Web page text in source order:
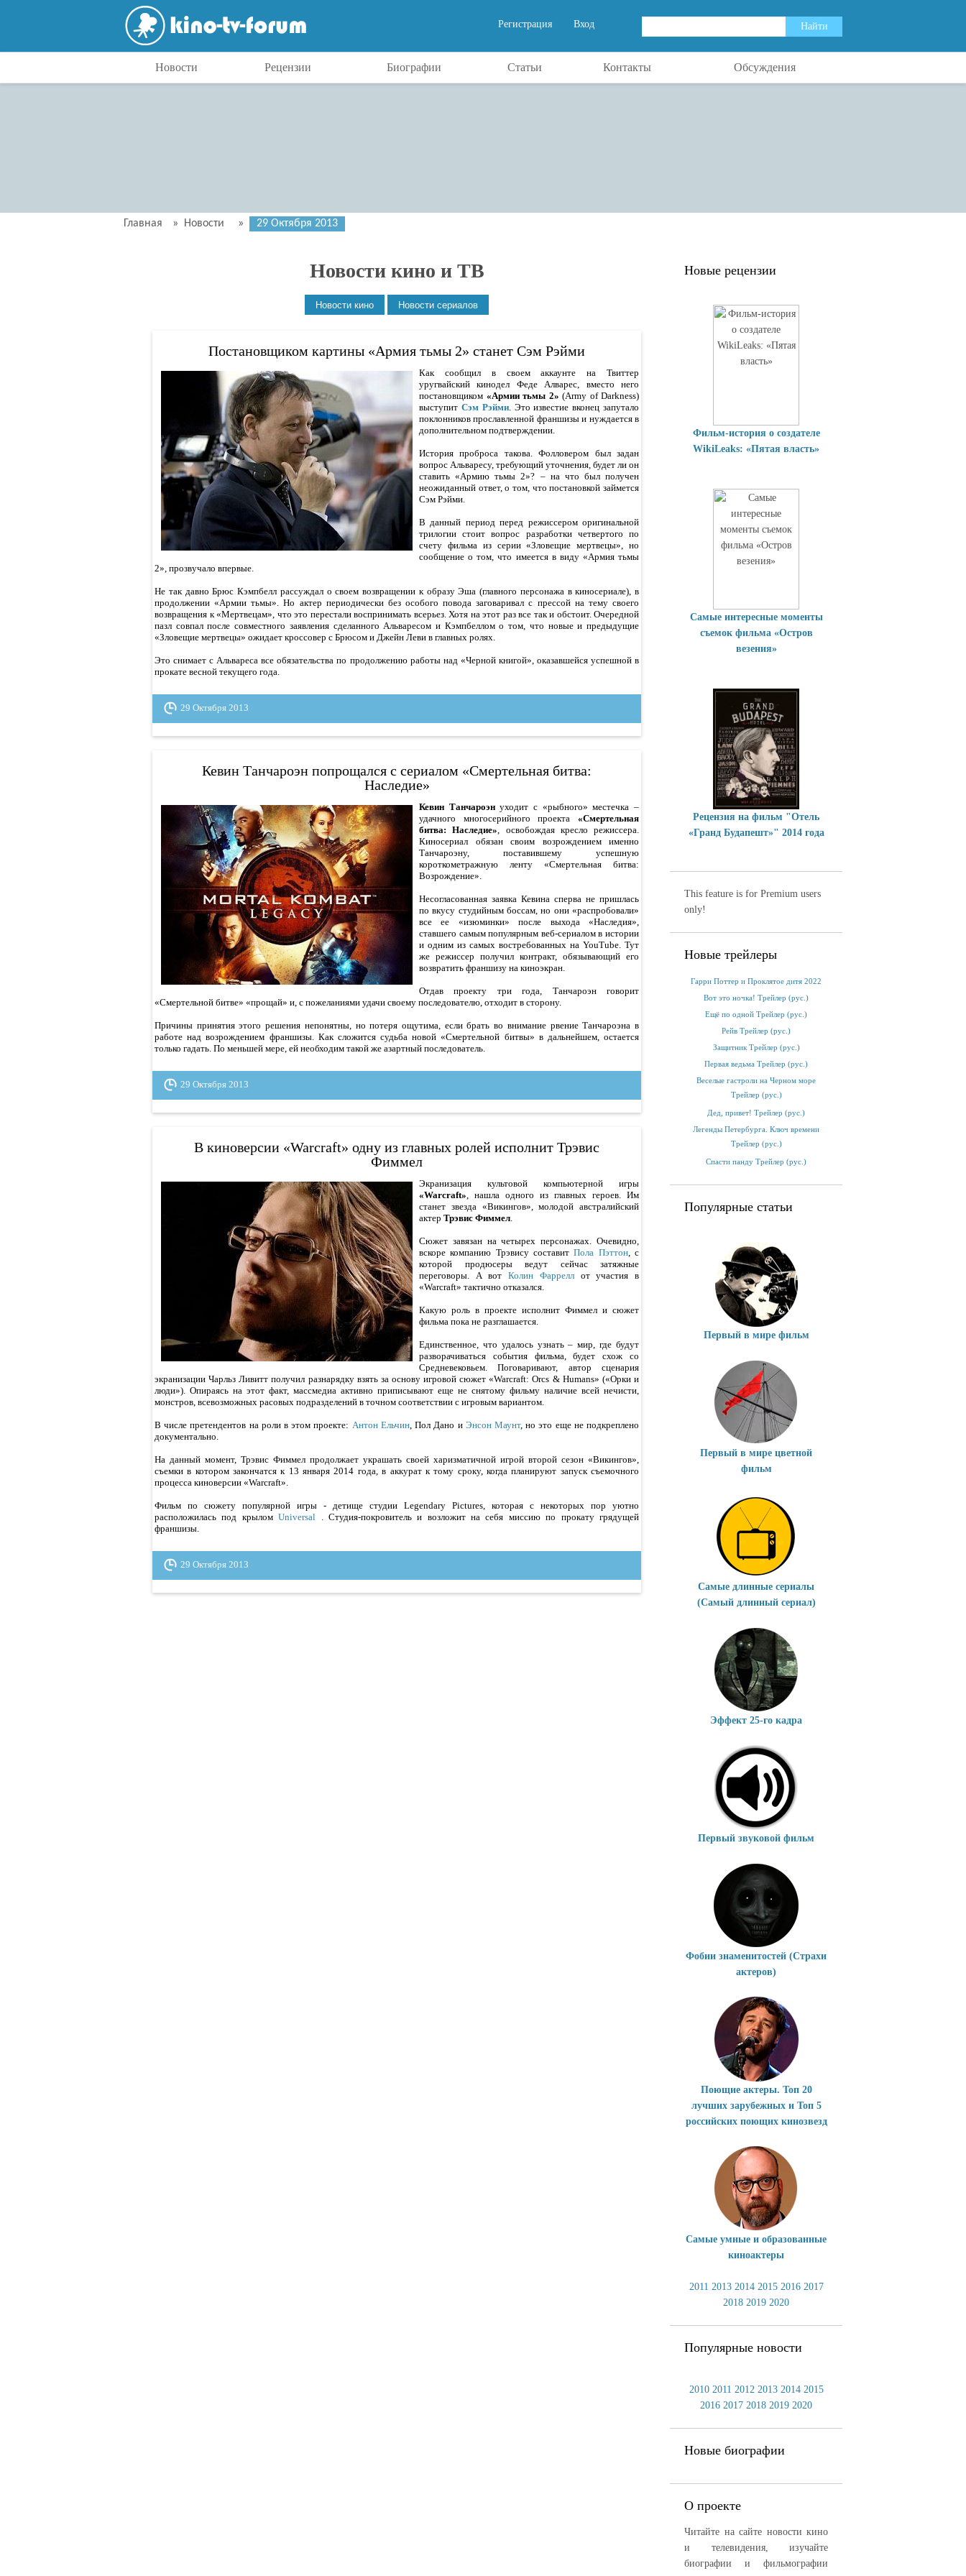
Вход
Регистрация
Новости Рецензии Биографии Статьи Контакты Обсуждения
Главная » Новости » 29 Октября 2013
Новости кино и ТВ
Постановщиком картины «Армия тьмы 2» станет Сэм Рэйми
Как сообщил в своем аккаунте на Твиттер
уругвайский кинодел Феде Алварес, вместо него
постановщиком «Армии тьмы 2» (Army of Darkness)
выступит Сэм Рэйми. Это известие вконец запутало
поклонников прославленной франшизы и нуждается в
дополнительном подтверждении.
История проброса такова. Фолловером был задан
вопрос Альваресу, требующий уточнения, будет ли он
ставить «Армию тьмы 2»? – на что был получен
неожиданный ответ, о том, что постановкой займется
Сэм Рэйми.
В данный период перед режиссером оригинальной
трилогии стоит вопрос разработки четвертого по
счету фильма из серии «Зловещие мертвецы», но
сообщение о том, что имеется в виду «Армия тьмы
2», прозвучало впервые.
Не так давно Брюс Кэмпбелл рассуждал о своем возвращении к образу Эша (главного персонажа в киносериале), в
продолжении «Армии тьмы». Но актер периодически без особого повода заговаривал с прессой на тему своего
возвращения к «Мертвецам», что это перестали воспринимать всерьез. Хотя на этот раз все так и обстоит. Очередной
пазл совпал после совместного заявления сделанного Альваресом и Кэмпбеллом о том, что новые и предыдущие
«Зловещие мертвецы» ожидает кроссовер с Брюсом и Джейн Леви в главных ролях.
Это снимает с Альвареса все обязательства по продолжению работы над «Черной книгой», оказавшейся успешной в
прокате весной текущего года.
29 Октября 2013
Кевин Танчароэн попрощался с сериалом «Смертельная битва:
Наследие»
Кевин Танчароэнуходит с «рыбного» местечка –
удачного многосерийного проекта «Смертельная
битва: Наследие», освобождая кресло режиссера.
Киносериал обязан своим возрождением именно
Танчароэну, поставившему успешную
короткометражную ленту «Смертельная битва:
Возрождение».
Несогласованная заявка Кевина сперва не пришлась
по вкусу студийным боссам, но они «распробовали»
все ее «изюминки» после выхода «Наследия»,
ставшего самым популярным веб-сериалом в истории
и одним из самых востребованных на YouTube. Тут
же режиссер получил контракт, обязывающий его
возвратить франшизу на киноэкран.
Отдав проекту три года, Танчароэн говорит
«Смертельной битве» «прощай» и, с пожеланиями удачи своему последователю, отходит в сторону.
Причины принятия этого решения непонятны, но потеря ощутима, если брать во внимание рвение Танчароэна в
работе над возрождением франшизы. Как сложится судьба новой «Смертельной битвы» в дальнейшем, остается
только гадать. По меньшей мере, ей необходим такой же азартный последователь.
29 Октября 2013
В киноверсии «Warcraft» одну из главных ролей исполнит Трэвис
Фиммел
Экранизация культовой компьютерной игры
«Warcraft», нашла одного из главных героев. Им
станет звезда «Викингов», молодой австралийский
актер Трэвис Фиммел.
Сюжет завязан на четырех персонажах. Очевидно,
вскоре компанию Трэвису составитПола Пэттон, с
которой продюсеры ведут сейчас затяжные
переговоры. А вотКолин Фарреллот участия в
«Warcraft» тактично отказался.
Какую роль в проекте исполнит Фиммел и сюжет
фильма пока не разглашается.
Единственное, что удалось узнать – мир, где будут
разворачиваться события фильма, будет схож со
Средневековьем. Поговаривают, автор сценария
экранизации Чарльз Ливитт получил разнарядку взять за основу игровой сюжет «Warcraft: Orcs & Humans» («Орки и
люди»). Опираясь на этот факт, массмедиа активно приписывают еще не снятому фильму наличие всей нечисти,
монстров, всевозможных расовых подразделений в точном соответствии с игровым вариантом.
В числе претендентов на роли в этом проекте: Антон Ельчин, Пол Дано и Энсон Маунт, но это еще не подкреплено
документально.
На данный момент, Трэвис Фиммел продолжает украшать своей харизматичной игрой второй сезон «Викингов»,
съемки в котором закончатся к 13 января 2014 года, в аккурат к тому сроку, когда планируют запуск съемочного
процесса киноверсии «Warcraft».
Фильм по сюжету популярной игры - детище студии Legendary Pictures, которая с некоторых пор уютно
расположилась под крыломUniversal . Студия-покровитель и возложит на себя миссию по прокату грядущей
франшизы.
29 Октября 2013
Новые рецензии
Фильм-история о создателе
WikiLeaks: «Пятая власть»
Самые интересные моменты
съемок фильма «Остров
везения»
Рецензия на фильм "Отель
«Гранд Будапешт»" 2014 года
This feature is for Premium users
only!
Новые трейлеры
Гарри Поттер и Проклятое дитя 2022
Вот это ночка! Трейлер (рус.)
Ещё по одной Трейлер (рус.)
Рейв Трейлер (рус.)
Защитник Трейлер (рус.)
Первая ведьма Трейлер (рус.)
Веселые гастроли на Черном море
Трейлер (рус.)
Дед, привет! Трейлер (рус.)
Легенды Петербурга. Ключ времени
Трейлер (рус.)
Спасти панду Трейлер (рус.)
Популярные статьи
Первый в мире фильм
Первый в мире цветной
фильм
Самые длинные сериалы
(Самый длинный сериал)
Эффект 25-го кадра
Первый звуковой фильм
Фобии знаменитостей (Страхи
актеров)
Поющие актеры. Топ 20
лучших зарубежных и Топ 5
российских поющих кинозвезд
Самые умные и образованные
киноактеры
2011 2013 2014 2015 2016 2017
2018 2019 2020
Популярные новости
2010 2011 2012 2013 2014 2015
2016 2017 2018 2019 2020
Новые биографии
О проекте
Читайте на сайте новости кино
и телевидения, изучайте
биографии и фильмографии